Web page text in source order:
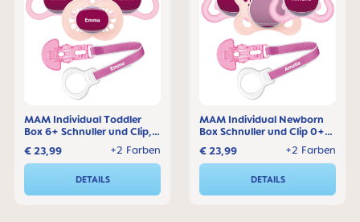
MAM Individual Toddler
Box 6+ Schnuller und Clip,
+2 Farben
€ 23,99
DETAILS
MAM Individual Newborn
Box Schnuller und Clip 0+
+2 Farben
€ 23,99
DETAILS